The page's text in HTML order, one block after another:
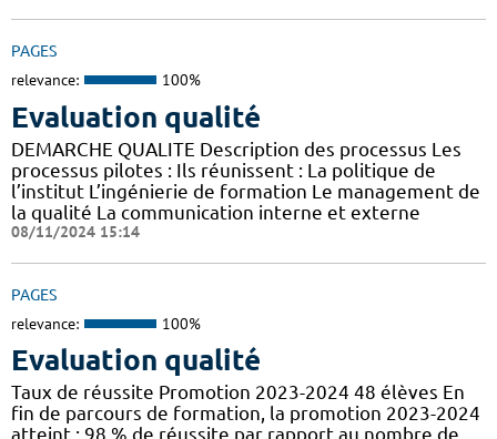
PAGES
relevance: 100%
Evaluation qualité
DEMARCHE QUALITE Description des processus Les
processus pilotes : Ils réunissent : La politique de
l’institut L’ingénierie de formation Le management de
la qualité La communication interne et externe
08/11/2024 15:14
PAGES
relevance: 100%
Evaluation qualité
Taux de réussite Promotion 2023-2024 48 élèves En
fin de parcours de formation, la promotion 2023-2024
atteint : 98 % de réussite par rapport au nombre de